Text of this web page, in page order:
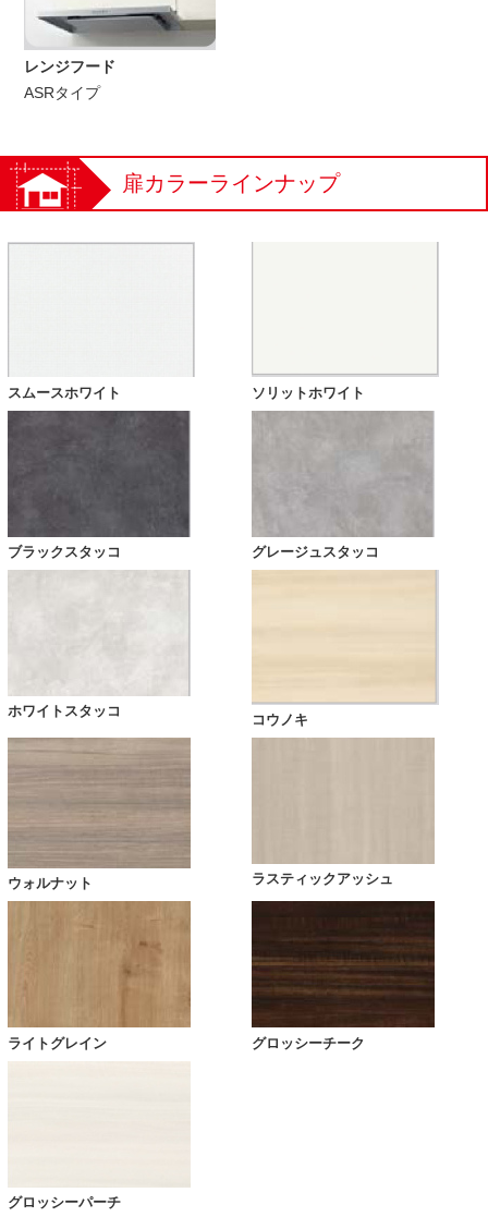
レンジフード
ASRタイプ
扉カラーラインナップ
スムースホワイト ソリットホワイト
ブラックスタッコ グレージュスタッコ
ホワイトスタッコ
コウノキ
ウォルナット ラスティックアッシュ
ライトグレイン グロッシーチーク
グロッシーパーチ